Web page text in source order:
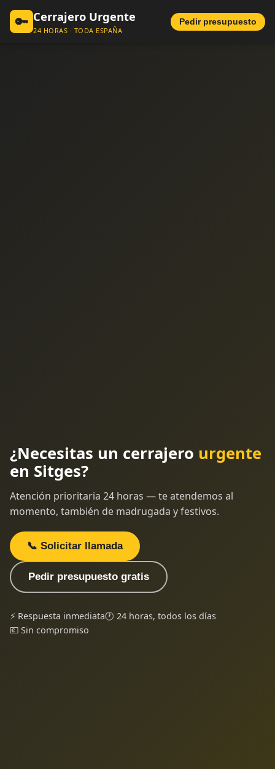
🔑 Cerrajero Urgente
24 HORAS · TODA ESPAÑA
Pedir presupuesto
¿Necesitas un cerrajero urgente
en Sitges?
Atención prioritaria 24 horas — te atendemos al
momento, también de madrugada y festivos.
📞 Solicitar llamada
Pedir presupuesto gratis
⚡ Respuesta inmediata🕐 24 horas, todos los días
💶 Sin compromiso